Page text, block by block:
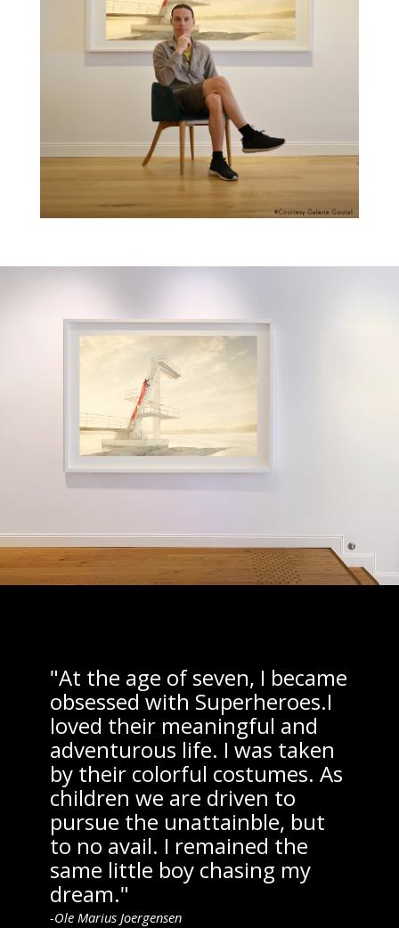
"At the age of seven, I became
obsessed with Superheroes.I
loved their meaningful and
adventurous life. I was taken
by their colorful costumes. As
children we are driven to
pursue the unattainble, but
to no avail. I remained the
same little boy chasing my
dream."
-Ole Marius Joergensen